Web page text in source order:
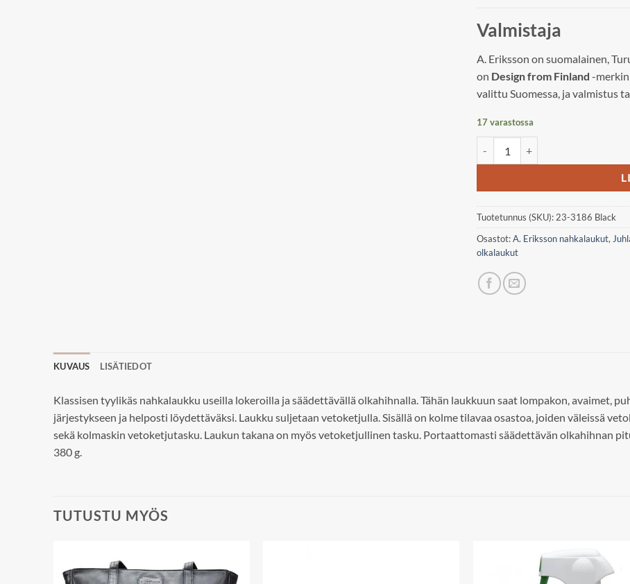
Valmistaja
A. Eriksson on suomalainen,
on Design from Finland -
valittu Suomessa, ja valmistus
17 varastossa
Tuotetunnus (SKU): 23-3186 Black
Osastot:A. Eriksson nahkalaukut,
olkalaukut
KUVAUS LISÄTIEDOT
Klassisen tyylikäs nahkalaukku useilla lokeroilla ja säädettävällä olkahihnalla. Tähän laukkuun saat lompakon, avaimet,
järjestykseen ja helposti löydettäväksi. Laukku suljetaan vetoketjulla. Sisällä on kolme tilavaa osastoa, joiden väleissä
sekä kolmaskin vetoketjutasku. Laukun takana on myös vetoketjullinen tasku. Portaattomasti säädettävän olkahihnan
380 g.
TUTUSTU MYÖS
Add to